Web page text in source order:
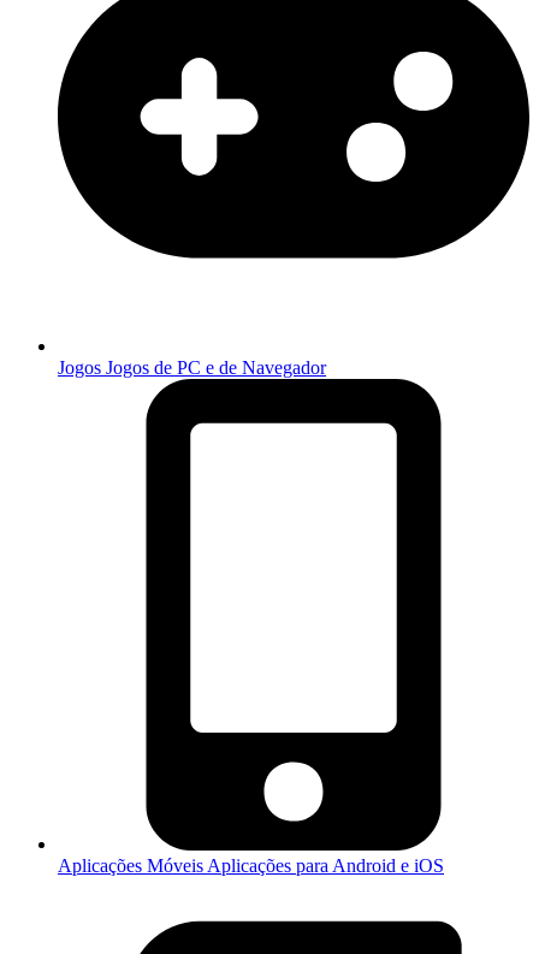
Jogos Jogos de PC e de Navegador
Aplicações Móveis Aplicações para Android e iOS